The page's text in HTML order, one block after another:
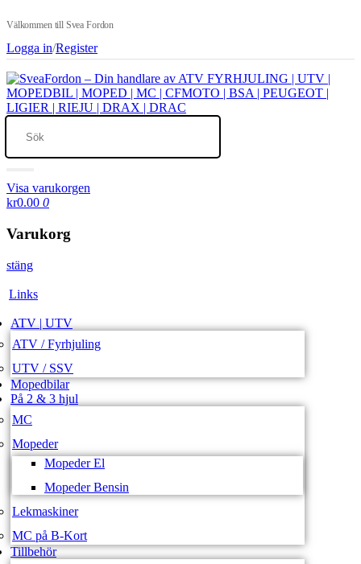
Välkommen till Svea Fordon
Logga in/Register
Visa varukorgen
kr0.00 0
Varukorg
stäng
Links
ATV | UTV
ATV / Fyrhjuling
UTV / SSV
Mopedbilar
På 2 & 3 hjul
MC
Mopeder
Mopeder El
Mopeder Bensin
Lekmaskiner
MC på B-Kort
Tillbehör